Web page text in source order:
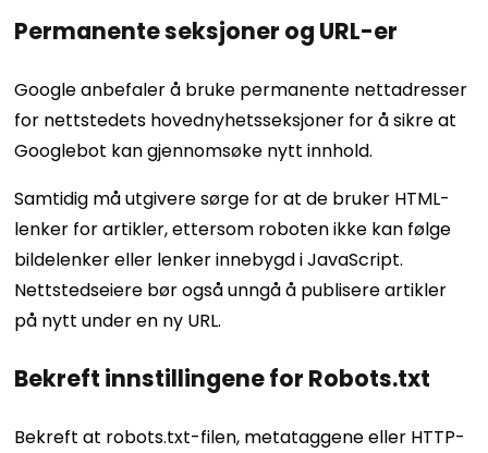
Permanente seksjoner og URL-er
Google anbefaler å bruke permanente nettadresser
for nettstedets hovednyhetsseksjoner for å sikre at
Googlebot kan gjennomsøke nytt innhold.
Samtidig må utgivere sørge for at de bruker HTML-
lenker for artikler, ettersom roboten ikke kan følge
bildelenker eller lenker innebygd i JavaScript.
Nettstedseiere bør også unngå å publisere artikler
på nytt under en ny URL.
Bekreft innstillingene for Robots.txt
Bekreft at robots.txt-filen, metataggene eller HTTP-